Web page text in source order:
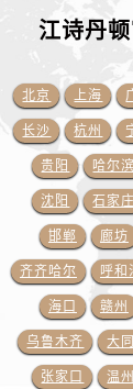
江诗丹
北京 上海
长沙 杭州
贵阳 哈尔滨
沈阳 石家庄
邯郸 廊坊
齐齐哈尔 呼和
海口 赣州
乌鲁木齐 大同
张家口 温州